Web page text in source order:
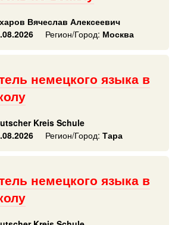
Вячеслав Алексеевич
Регион/Город: Москва
немецкого языка в
Kreis Schule
Регион/Город: Тара
немецкого языка в